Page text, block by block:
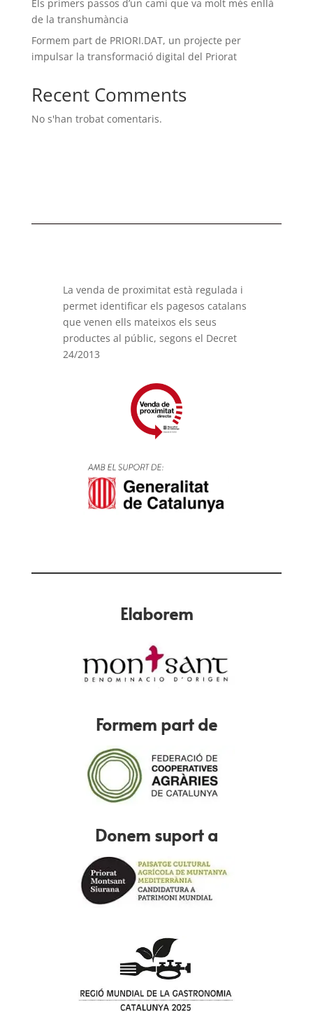
Els primers passos d’un camí que va molt més enllà
de la transhumància
Formem part de PRIORI.DAT, un projecte per
impulsar la transformació digital del Priorat
Recent Comments
No s'han trobat comentaris.
La venda de proximitat està regulada i
permet identificar els pagesos catalans
que venen ells mateixos els seus
productes al públic, segons el Decret
24/2013
Elaborem
Formem part de
Donem suport a